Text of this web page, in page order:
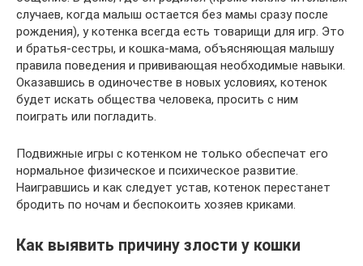
случаев, когда малыш остается без мамы сразу после
рождения), у котенка всегда есть товарищи для игр. Это
и братья-сестры, и кошка-мама, объясняющая малышу
правила поведения и прививающая необходимые навыки.
Оказавшись в одиночестве в новых условиях, котенок
будет искать общества человека, просить с ним
поиграть или погладить.
Подвижные игры с котенком не только обеспечат его
нормальное физическое и психическое развитие.
Наигравшись и как следует устав, котенок перестанет
бродить по ночам и беспокоить хозяев криками.
Как выявить причину злости у кошки